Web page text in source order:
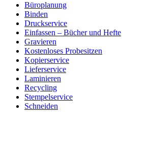
Büroplanung
Binden
Druckservice
Einfassen – Bücher und Hefte
Gravieren
Kostenloses Probesitzen
Kopierservice
Lieferservice
Laminieren
Recycling
Stempelservice
Schneiden